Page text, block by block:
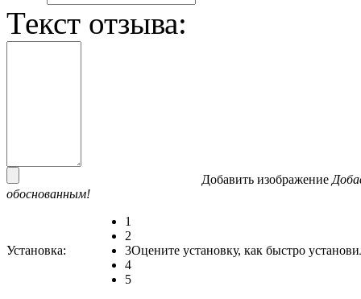
Текст отзыва:
Добавить изображение
обоснованным!
Установка:
1
2
3
4
5
Оцените установку, как быстро